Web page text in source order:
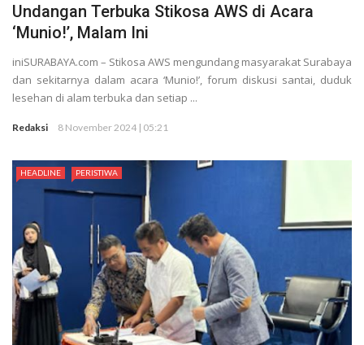
Undangan Terbuka Stikosa AWS di Acara
‘Munio!’, Malam Ini
iniSURABAYA.com – Stikosa AWS mengundang masyarakat Surabaya
dan sekitarnya dalam acara ‘Munio!’, forum diskusi santai, duduk
lesehan di alam terbuka dan setiap ...
Redaksi 8 November 2024 | 05:21
HEADLINE PERISTIWA